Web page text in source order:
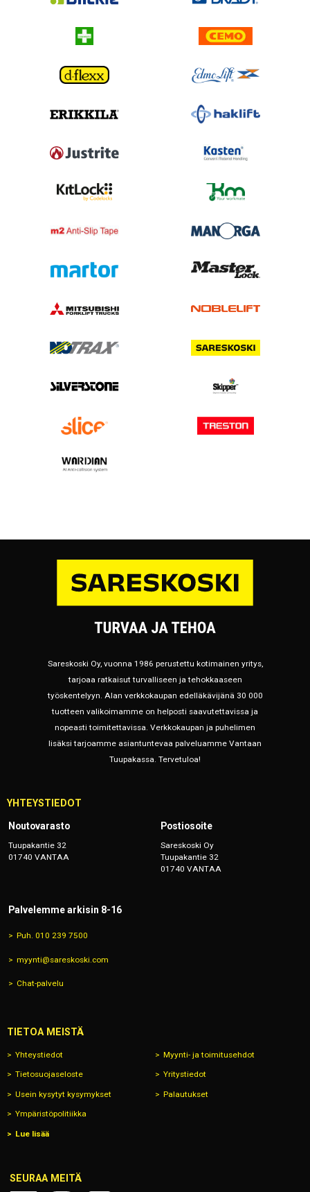
Sareskoski Oy, vuonna 1986 perustettu kotimainen yritys,
tarjoaa ratkaisut turvalliseen ja tehokkaaseen
työskentelyyn. Alan verkkokaupan edelläkävijänä 30 000
tuotteen valikoimamme on helposti saavutettavissa ja
nopeasti toimitettavissa. Verkkokaupan ja puhelimen
lisäksi tarjoamme asiantuntevaa palveluamme Vantaan
Tuupakassa. Tervetuloa!
YHTEYSTIEDOT
Noutovarasto
Tuupakantie 32
01740 VANTAA
Postiosoite
Sareskoski Oy
Tuupakantie 32
01740 VANTAA
Palvelemme arkisin 8-16
Puh. 010 239 7500
myynti@sareskoski.com
Chat-palvelu
TIETOA MEISTÄ
Yhteystiedot Myynti- ja toimitusehdot
Tietosuojaseloste Yritystiedot
Usein kysytyt kysymykset Palautukset
Ympäristöpolitiikka
Lue lisää
SEURAA MEITÄ